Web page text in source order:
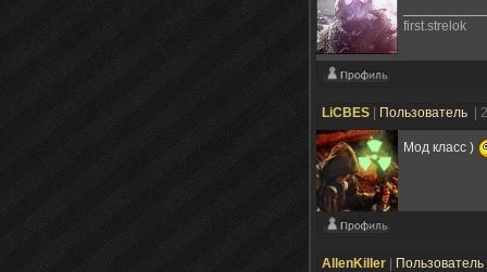
first.strelok
LiCBES Пользователь |
Мод класс )
AllenKiller
Пользователь